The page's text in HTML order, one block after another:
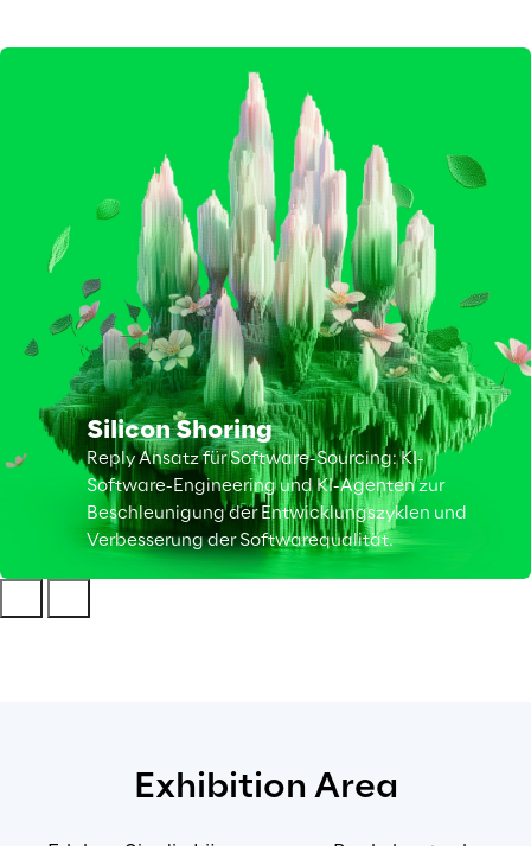
Silicon Shoring
Reply Ansatz für Software-Sourcing: KI-
Software-Engineering und KI-Agenten zur
Beschleunigung der Entwicklungszyklen und
Verbesserung der Softwarequalität.
Exhibition Area